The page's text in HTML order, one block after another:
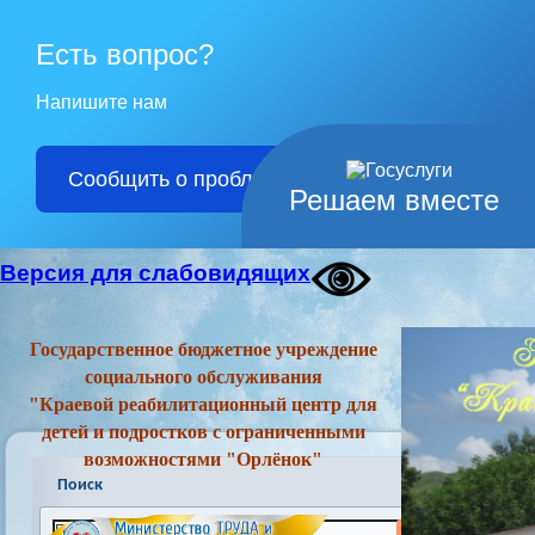
Решаем вместе
Есть вопрос?
Напишите нам
Сообщить о проблеме
Версия для слабовидящих
Государственное бюджетное учреждение
социального обслуживания
"Краевой реабилитационный центр для
детей и подростков с ограниченными
возможностями "Орлёнок"
Поиск